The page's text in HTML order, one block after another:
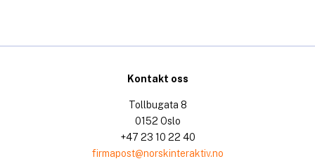
Kontakt oss
Tollbugata 8
0152 Oslo
+47 23 10 22 40
firmapost@norskinteraktiv.no